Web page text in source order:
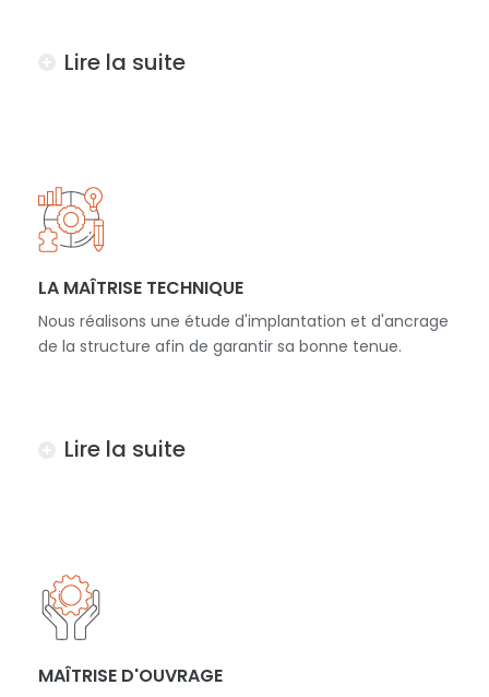
Lire la suite
LA MAÎTRISE TECHNIQUE
Nous réalisons une étude d'implantation et d'ancrage
de la structure afin de garantir sa bonne tenue.
Lire la suite
MAÎTRISE D'OUVRAGE